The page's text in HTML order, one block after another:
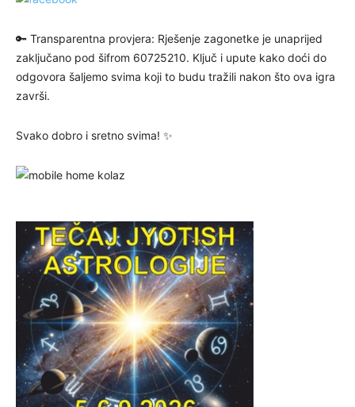
🔑 Transparentna provjera: Rješenje zagonetke je unaprijed
zaključano pod šifrom 60725210. Ključ i upute kako doći do
odgovora šaljemo svima koji to budu tražili nakon što ova igra
završi.
Svako dobro i sretno svima! ✨